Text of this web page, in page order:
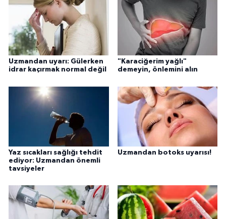
Uzmandan uyarı: Gülerken
idrar kaçırmak normal değil
"Karaciğerim yağlı"
demeyin, önlemini alın
Yaz sıcakları sağlığı tehdit
ediyor: Uzmandan önemli
tavsiyeler
Uzmandan botoks uyarısı!